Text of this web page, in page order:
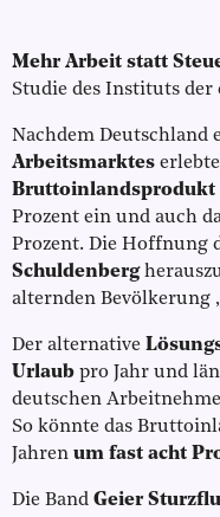
Mehr Arbeit statt
Studie des Instituts
Nachdem Deutschland
Arbeitsmarktes
Bruttoinlandsprodukt
Prozent ein und auch
Prozent. Die Hoffnung
Schuldenberg
alternden Bevölkerung
Der alternative
Urlaub pro Jahr und
deutschen
So könnte das
Jahren um fast acht
Die Band Geier